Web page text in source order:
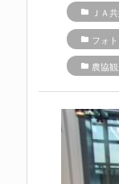
folder ＪＡ
folder フォ
folder 農協